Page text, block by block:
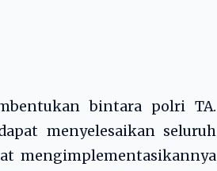
bintara polri TA.
menyelesaikan seluruh
mengimplementasikannya